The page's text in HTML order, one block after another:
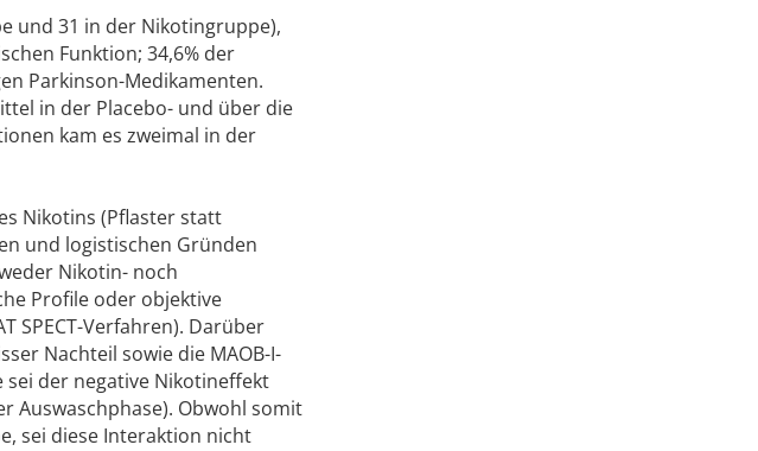
und 31 in der Nikotingruppe),
Funktion; 34,6% der
Parkinson-Medikamenten.
in der Placebo- und über die
kam es zweimal in der
Nikotins (Pflaster statt
und logistischen Gründen
Nikotin- noch
Profile oder objektive
SPECT-Verfahren). Darüber
Nachteil sowie die MAOB-I-
sei der negative Nikotineffekt
Auswaschphase). Obwohl somit
sei diese Interaktion nicht